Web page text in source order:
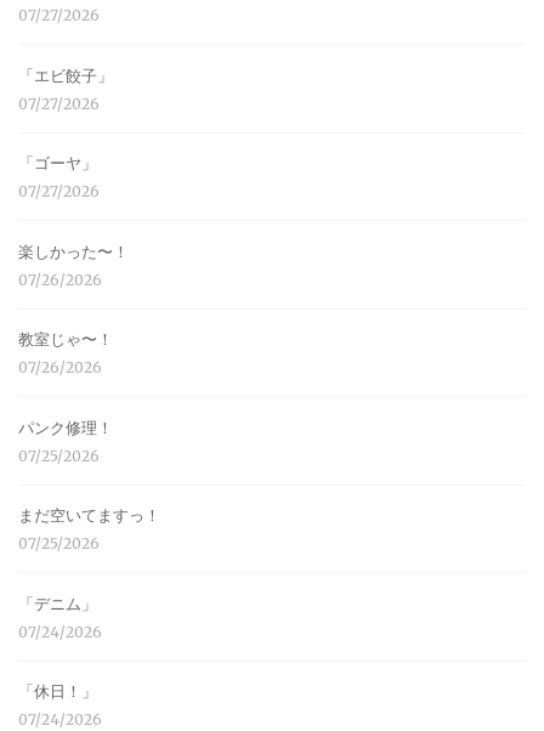
07/27/2026
「エビ餃子」
07/27/2026
「ゴーヤ」
07/27/2026
楽しかった〜！
07/26/2026
教室じゃ〜！
07/26/2026
パンク修理！
07/25/2026
まだ空いてますっ！
07/25/2026
「デニム」
07/24/2026
「休日！」
07/24/2026